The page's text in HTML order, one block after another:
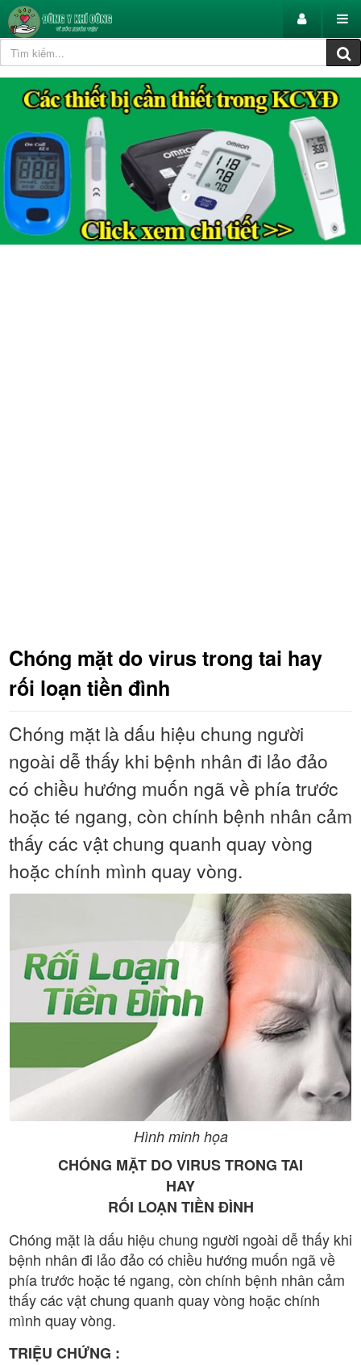
Chóng mặt do virus trong tai hay
rối loạn tiền đình
Chóng mặt là dấu hiệu chung người
ngoài dễ thấy khi bệnh nhân đi lảo đảo
có chiều hướng muốn ngã về phía trước
hoặc té ngang, còn chính bệnh nhân cảm
thấy các vật chung quanh quay vòng
hoặc chính mình quay vòng.
Hình minh họa
CHÓNG MẶT DO VIRUS TRONG TAI
HAY
RỐI LOẠN TIỀN ĐÌNH
Chóng mặt là dấu hiệu chung người ngoài dễ thấy khi
bệnh nhân đi lảo đảo có chiều hướng muốn ngã về
phía trước hoặc té ngang, còn chính bệnh nhân cảm
thấy các vật chung quanh quay vòng hoặc chính
mình quay vòng.
TRIỆU CHỨNG :